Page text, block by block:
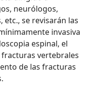
neurólogos,
se revisarán las
invasiva
espinal, el
vertebrales
de las fracturas